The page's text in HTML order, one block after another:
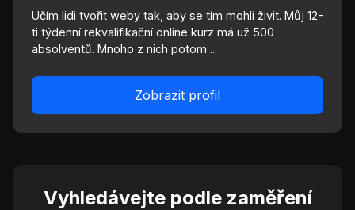
Učím lidi tvořit weby tak, aby se tím mohli živit. Můj 12-
ti týdenní rekvalifikační online kurz má už 500
absolventů. Mnoho z nich potom ...
Zobrazit profil
Vyhledávejte podle zaměření